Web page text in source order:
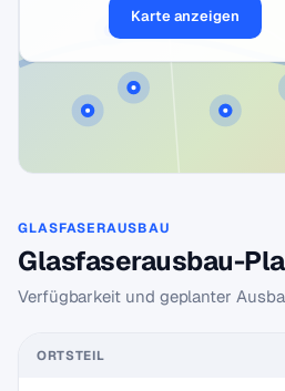
Karte anzeigen
GLASFASERAUSBAU
Glasfaserausbau-
Verfügbarkeit und geplanter
ORTSTEIL